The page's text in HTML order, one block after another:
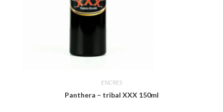
ENCRES
Panthera – tribal XXX 150ml